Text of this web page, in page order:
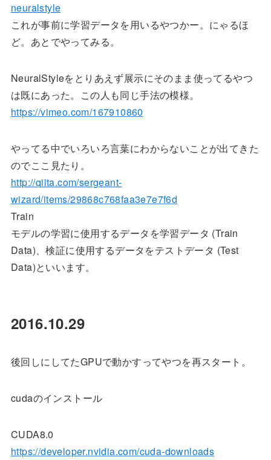
neuralstyle
これが事前に学習データを用いるやつかー。にゃるほ
ど。あとでやってみる。
NeuralStyleをとりあえず展示にそのまま使ってるやつ
は既にあった。この人も同じ手法の模様。
https://vimeo.com/167910860
やってる中でいろいろ言葉にわからないことが出てきた
のでここ見たり。
http://qiita.com/sergeant-
wizard/items/29868c768faa3e7e7f6d
Train
モデルの学習に使用するデータを学習データ (Train
Data)、検証に使用するデータをテストデータ (Test
Data)といいます。
2016.10.29
後回しにしてたGPUで動かすってやつを再スタート。
cudaのインストール
CUDA8.0
https://developer.nvidia.com/cuda-downloads